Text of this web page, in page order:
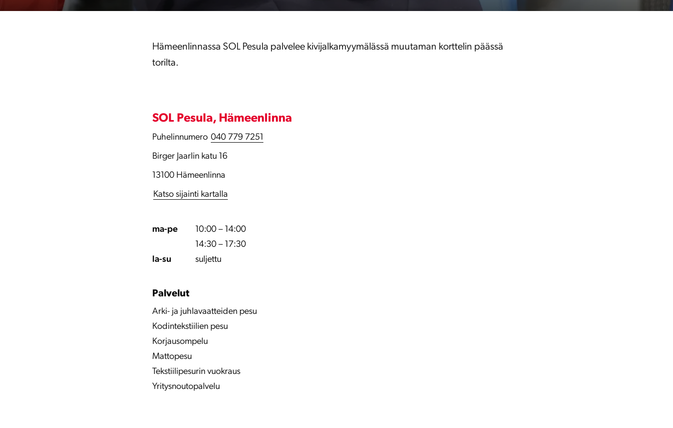
Hämeenlinnassa SOL Pesula palvelee kivijalkamyymälässä muutaman korttelin päässä
torilta.
SOL Pesula, Hämeenlinna
Puhelinnumero 040 779 7251
Birger Jaarlin katu 16
13100 Hämeenlinna
Katso sijainti kartalla
ma-pe
10:00 – 14:00
14:30 – 17:30
la-su
suljettu
Palvelut
Arki- ja juhlavaatteiden pesu
Kodintekstiilien pesu
Korjausompelu
Mattopesu
Tekstiilipesurin vuokraus
Yritysnoutopalvelu